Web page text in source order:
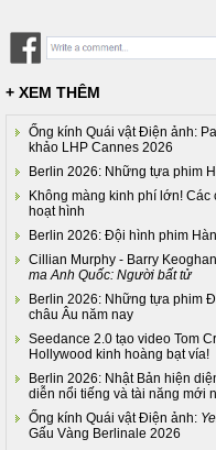
+ XEM THÊM
Ống kính Quái vật Điện ảnh:
khảo LHP Cannes 2026
Berlin 2026: Những tựa phim
Không màng kinh phí lớn!
hoạt hình
Berlin 2026: Đội hình phim
Cillian Murphy - Barry
ma Anh Quốc: Người bất tử
Berlin 2026: Những tựa phim
châu Âu năm nay
Seedance 2.0 tạo video Tom
Hollywood kinh hoàng bạt vía!
Berlin 2026: Nhật Bản hiện
diễn nổi tiếng và tài năng mới
Ống kính Quái vật Điện ảnh:
Gấu Vàng Berlinale 2026